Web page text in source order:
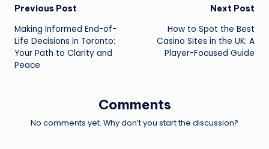
Post
navigation
Previous Post
Making Informed End-of-
Life Decisions in Toronto:
Your Path to Clarity and
Peace
Next Post
How to Spot the Best
Casino Sites in the UK: A
Player-Focused Guide
Comments
No comments yet. Why don’t you start the discussion?